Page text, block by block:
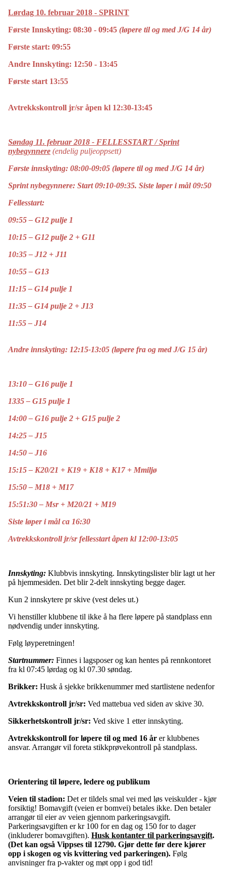
Lørdag 10. februar 2018 - SPRINT
Første Innskyting: 08:30 - 09:45 (løpere til og med J/G 14 år)
Første start: 09:55
Andre Innskyting: 12:50 - 13:45
Første start 13:55
Avtrekkskontroll jr/sr åpen kl 12:30-13:45
Søndag 11. februar 2018 - FELLESSTART / Sprint
nybegynnere (endelig puljeoppsett)
Første innskyting: 08:00-09:05 (løpere til og med J/G 14 år)
Sprint nybegynnere: Start 09:10-09:35. Siste løper i mål 09:50
Fellesstart:
09:55 – G12 pulje 1
10:15 – G12 pulje 2 + G11
10:35 – J12 + J11
10:55 – G13
11:15 – G14 pulje 1
11:35 – G14 pulje 2 + J13
11:55 – J14
Andre innskyting: 12:15-13:05 (løpere fra og med J/G 15 år)
13:10 – G16 pulje 1
1335 – G15 pulje 1
14:00 – G16 pulje 2 + G15 pulje 2
14:25 – J15
14:50 – J16
15:15 – K20/21 + K19 + K18 + K17 + Mmiljø
15:50 – M18 + M17
15:51:30 – Msr + M20/21 + M19
Siste løper i mål ca 16:30
Avtrekkskontroll jr/sr fellesstart åpen kl 12:00-13:05
Innskyting: Klubbvis innskyting. Innskytingslister blir lagt ut her
på hjemmesiden. Det blir 2-delt innskyting begge dager.
Kun 2 innskytere pr skive (vest deles ut.)
Vi henstiller klubbene til ikke å ha flere løpere på standplass enn
nødvendig under innskyting.
Følg løyperetningen!
Startnummer: Finnes i lagsposer og kan hentes på rennkontoret
fra kl 07:45 lørdag og kl 07.30 søndag.
Brikker: Husk å sjekke brikkenummer med startlistene nedenfor
Avtrekkskontroll jr/sr: Ved mattebua ved siden av skive 30.
Sikkerhetskontroll jr/sr: Ved skive 1 etter innskyting.
Avtrekkskontroll for løpere til og med 16 år er klubbenes
ansvar. Arrangør vil foreta stikkprøvekontroll på standplass.
Orientering til løpere, ledere og publikum
Veien til stadion: Det er tildels smal vei med løs veiskulder - kjør
forsiktig! Bomavgift (veien er bomvei) betales ikke. Den betaler
arrangør til eier av veien gjennom parkeringsavgift.
Parkeringsavgiften er kr 100 for en dag og 150 for to dager
(inkluderer bomavgiften). Husk kontanter til parkeringsavgift.
(Det kan også Vippses til 12790. Gjør dette før dere kjører
opp i skogen og vis kvittering ved parkeringen). Følg
anvisninger fra p-vakter og møt opp i god tid!